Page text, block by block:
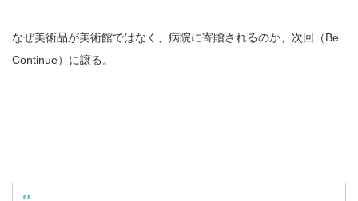
なぜ美術品が美術館ではなく、病院に寄贈されるのか、次回（Be
Continue）に譲る。